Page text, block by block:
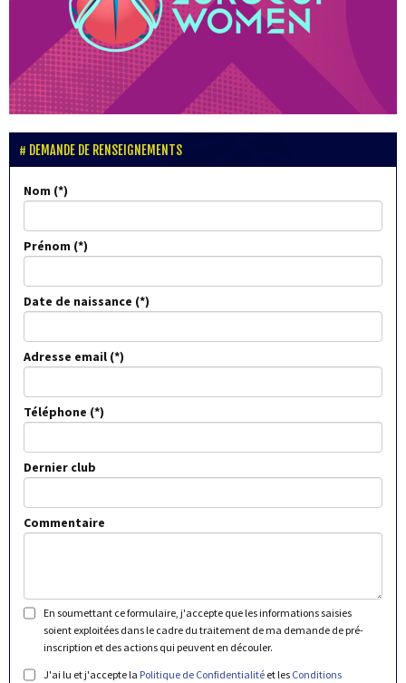
DEMANDE DE RENSEIGNEMENTS
Nom
Prénom
Date de naissance
Adresse email
Téléphone
Dernier club
Commentaire
En soumettant ce formulaire, j'accepte que les informations saisies
soient exploitées dans le cadre du traitement de ma demande de pré-
inscription et des actions qui peuvent en découler.
J'ai lu et j'accepte la Politique de Confidentialité et les Conditions